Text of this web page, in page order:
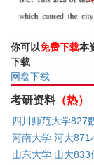
你可以免费下载本
下载
网盘下载
考研资料（热）
四川师范大学827
河南大学 河大871
山东大学 山大833